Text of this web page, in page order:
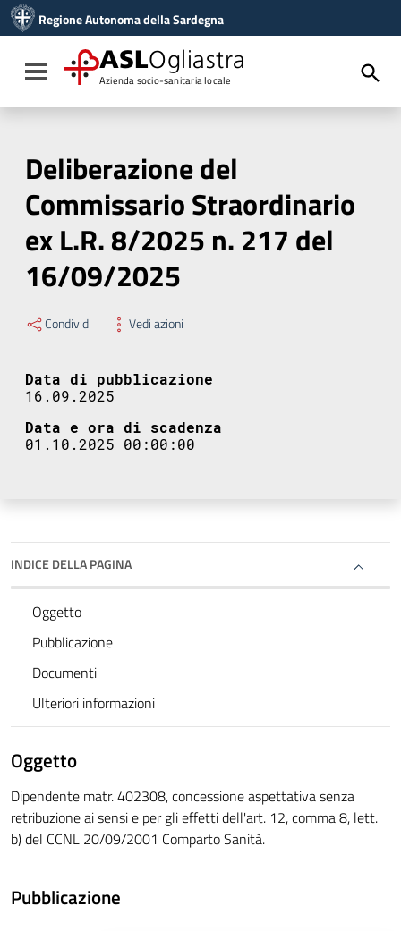
Vai al menu di navigazione
Vai al footer
Regione Autonoma della Sardegna
Toggle navigation
ASLOgliastra
Azienda socio-sanitaria locale
Deliberazione del
Commissario Straordinario
ex L.R. 8/2025 n. 217 del
16/09/2025
Condividi Vedi azioni
Data di pubblicazione
16.09.2025
Data e ora di scadenza
01.10.2025 00:00:00
INDICE DELLA PAGINA
Oggetto
Pubblicazione
Documenti
Ulteriori informazioni
Oggetto
Dipendente matr. 402308, concessione aspettativa senza
retribuzione ai sensi e per gli effetti dell'art. 12, comma 8, lett.
b) del CCNL 20/09/2001 Comparto Sanità.
Pubblicazione